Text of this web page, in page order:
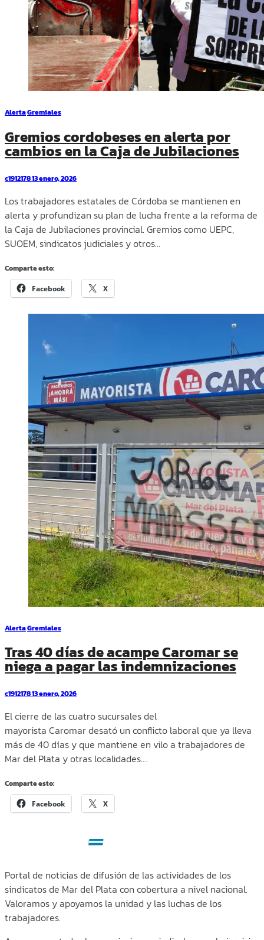
AlertaGremiales
Gremios cordobeses en alerta por
cambios en la Caja de Jubilaciones
c191217813 enero, 2026
Los trabajadores estatales de Córdoba se mantienen en
alerta y profundizan su plan de lucha frente a la reforma de
la Caja de Jubilaciones provincial. Gremios como UEPC,
SUOEM, sindicatos judiciales y otros…
Comparte esto:
Facebook X
AlertaGremiales
Tras 40 días de acampe Caromar se
niega a pagar las indemnizaciones
c191217813 enero, 2026
El cierre de las cuatro sucursales del
mayorista Caromar desató un conflicto laboral que ya lleva
más de 40 días y que mantiene en vilo a trabajadores de
Mar del Plata y otras localidades.…
Comparte esto:
Facebook X
Portal de noticias de difusión de las actividades de los
sindicatos de Mar del Plata con cobertura a nivel nacional.
Valoramos y apoyamos la unidad y las luchas de los
trabajadores.